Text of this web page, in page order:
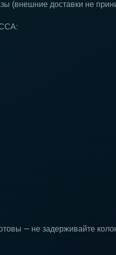
(внешние доставки не
— не задерживайте